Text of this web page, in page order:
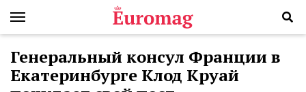
Генеральный консул Франции в
Екатеринбурге Клод Круай